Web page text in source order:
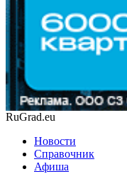
RuGrad.eu
Новости
Справочник
Афиша